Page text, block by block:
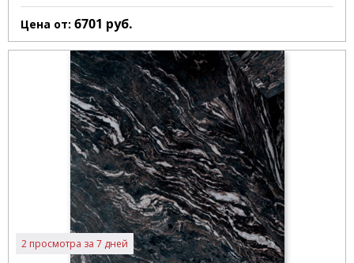
Цена от: 6701 руб.
2 просмотра за 7 дней